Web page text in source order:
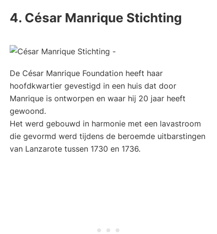
4. César Manrique Stichting
De César Manrique Foundation heeft haar
hoofdkwartier gevestigd in een huis dat door
Manrique is ontworpen en waar hij 20 jaar heeft
gewoond.
Het werd gebouwd in harmonie met een lavastroom
die gevormd werd tijdens de beroemde uitbarstingen
van Lanzarote tussen 1730 en 1736.